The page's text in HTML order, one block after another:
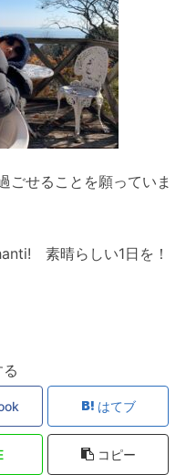
ごせることを願っていま
素晴らしい1日を！
はてブ
コピー